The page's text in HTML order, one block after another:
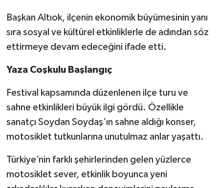
Başkan Altıok, ilçenin ekonomik büyümesinin yanı
sıra sosyal ve kültürel etkinliklerle de adından söz
ettirmeye devam edeceğini ifade etti.
Yaza Coşkulu Başlangıç
Festival kapsamında düzenlenen ilçe turu ve
sahne etkinlikleri büyük ilgi gördü. Özellikle
sanatçı Soydan Soydaş’ın sahne aldığı konser,
motosiklet tutkunlarına unutulmaz anlar yaşattı.
Türkiye’nin farklı şehirlerinden gelen yüzlerce
motosiklet sever, etkinlik boyunca yeni